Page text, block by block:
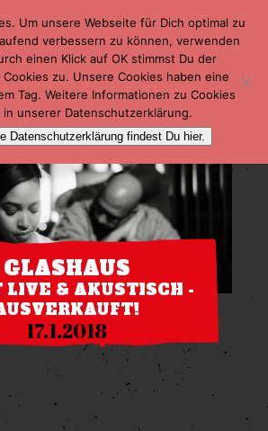
GLASHAUS
LIVE & AKUSTISCH -
17.1.2018
Um unsere Webseite für Dich optimal zu
verbessern zu können, verwenden
einen Klick auf OK stimmst Du der
zu. Unsere Cookies haben eine
Tag. Weitere Informationen zu Cookies
unserer Datenschutzerklärung.
Datenschutzerklärung findest Du hier.